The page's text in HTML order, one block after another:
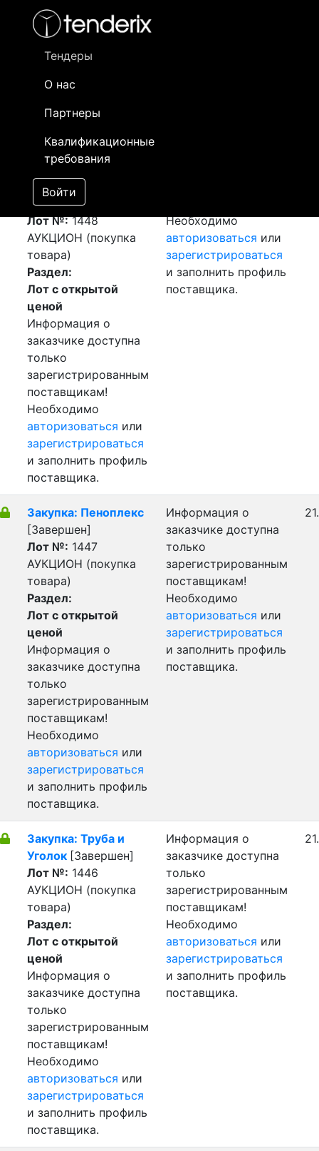
Тендеры
О нас
Партнеры
Квалификационные
требования
Войти
- активный лот
- сохраненный лот (не опубликован)
Закупка:
Электриеский
двигатель
[Завершен]
Победитель выбран
Лот №:1448
АУКЦИОН (покупка
товара)
Раздел:
Лот с открытой
ценой
Информация о
заказчике доступна
только
зарегистрированным
поставщикам!
Необходимо
авторизоваться или
зарегистрироваться
и заполнить профиль
поставщика.
Необходимо
авторизоваться или
зарегистрироваться
и заполнить профиль
поставщика.
Закупка: Пеноплекс
[Завершен]
Лот №: 1447
АУКЦИОН (покупка
товара)
Раздел:
Лот с открытой
ценой
Информация о
заказчике доступна
только
зарегистрированным
поставщикам!
Необходимо
авторизоваться или
зарегистрироваться
и заполнить профиль
поставщика.
Информация о
заказчике доступна
только
зарегистрированным
поставщикам!
Необходимо
авторизоваться или
зарегистрироваться
и заполнить профиль
поставщика.
Закупка: Труба и
Уголок [Завершен]
Лот №: 1446
АУКЦИОН (покупка
товара)
Раздел:
Лот с открытой
ценой
Информация о
заказчике доступна
только
зарегистрированным
поставщикам!
Необходимо
авторизоваться или
зарегистрироваться
и заполнить профиль
поставщика.
Информация о
заказчике доступна
только
зарегистрированным
поставщикам!
Необходимо
авторизоваться или
зарегистрироваться
и заполнить профиль
поставщика.